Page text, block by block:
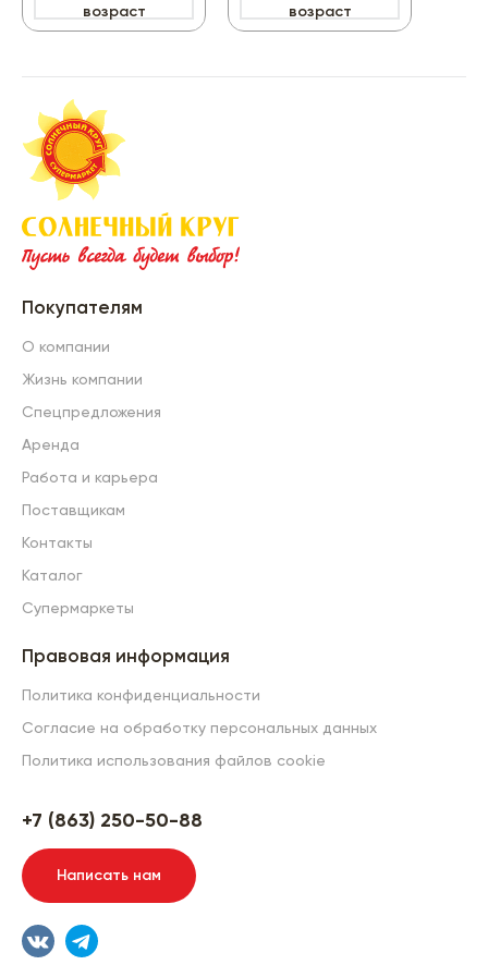
возраст
возраст
Покупателям
О компании
Жизнь компании
Спецпредложения
Аренда
Работа и карьера
Поставщикам
Контакты
Каталог
Супермаркеты
Правовая информация
Политика конфиденциальности
Согласие на обработку персональных данных
Политика использования файлов cookie
+7 (863) 250-50-88
Написать нам